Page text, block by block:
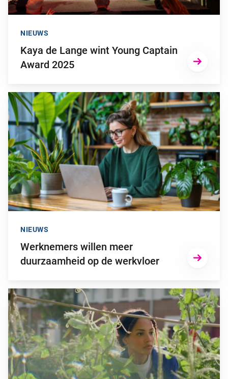
Kaya de Lange wint Young Captain
Award 2025
NIEUWS
Ga naar “Werknemers willen meer duurzaamheid op de
Werknemers willen meer
duurzaamheid op de werkvloer
NIEUWS
Ga naar “Pensioenuitvoerder BeFrank is B Corp gecertificeerd”